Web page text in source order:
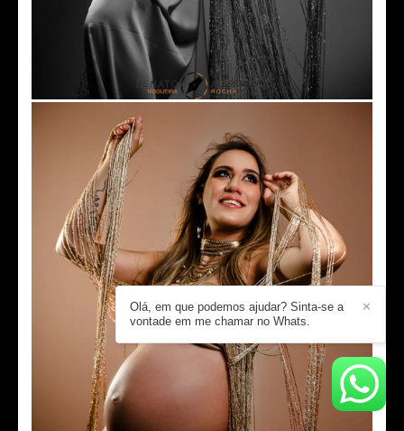
✕
Olá, em que podemos ajudar? Sinta-se a
vontade em me chamar no Whats.